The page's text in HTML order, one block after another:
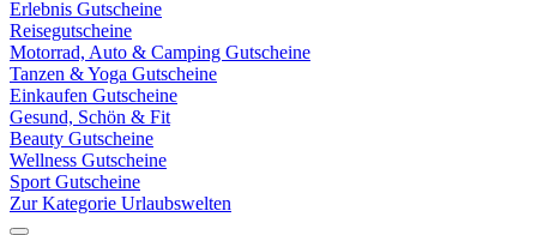
Erlebnis Gutscheine
Reisegutscheine
Motorrad, Auto & Camping Gutscheine
Tanzen & Yoga Gutscheine
Einkaufen Gutscheine
Gesund, Schön & Fit
Beauty Gutscheine
Wellness Gutscheine
Sport Gutscheine
Zur Kategorie Urlaubswelten